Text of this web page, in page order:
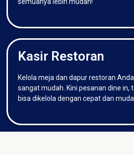
Kasir Restoran
Kelola meja dan dapur restoran
sangat mudah. Kini pesanan dine in,
bisa dikelola dengan cepat dan